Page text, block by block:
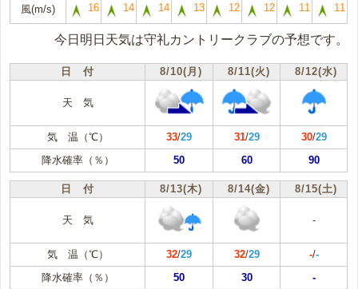
風(m/s) 16 14 14 13 12 12 11 11
今日明日天気は守礼カントリークラブの予想です。
日 付 8/10(月) 8/11(火) 8/12(水)
天 気
気 温（℃） 33/29 31/29 30/29
降水確率（％）
50 60 90
日 付 8/13(木) 8/14(金) 8/15(土)
天 気 -
気 温（℃） 32/29 32/29 -/-
降水確率（％）
50 30 -